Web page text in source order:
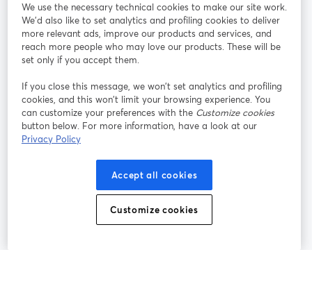
Mitmachen
Webinar Facebook
wird in einem neuen Tab geöffnet
X (Twitter)
wird in einem neuen Tab geöffnet
Nutzungsbedingungen
wird in einem neuen Tab geöffnet
Datenschutzrichtlinie
wird in einem neuen Tab geöffnet
Cookie-Richtlinie
Cookie-Einstellungen Hilfe-Center
We use the necessary technical cookies to make our site work.
We'd also like to set analytics and profiling cookies to deliver
more relevant ads, improve our products and services, and
reach more people who may love our products. These will be
set only if you accept them.
If you close this message, we won’t set analytics and profiling
cookies, and this won’t limit your browsing experience. You
can customize your preferences with the Customize cookies
button below. For more information, have a look at our
Privacy Policy
Accept all cookies
Customize cookies